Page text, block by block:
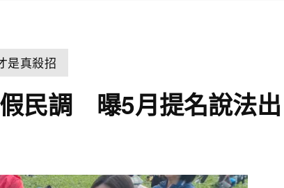
是真殺招
民調 曝5月提名說法